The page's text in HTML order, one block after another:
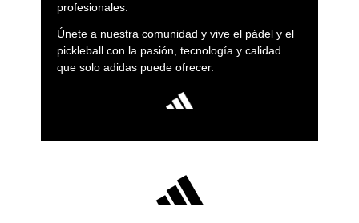
profesionales.
Únete a nuestra comunidad y vive el pádel y el
pickleball con la pasión, tecnología y calidad
que solo adidas puede ofrecer.